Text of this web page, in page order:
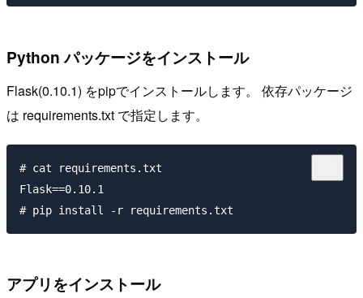
Python パッケージをインストール
Flask(0.10.1) をpipでインストールします。 依存パッケージ
は requirements.txt で指定します。
# cat requirements.txt
Flask==0.10.1
アプリをインストール